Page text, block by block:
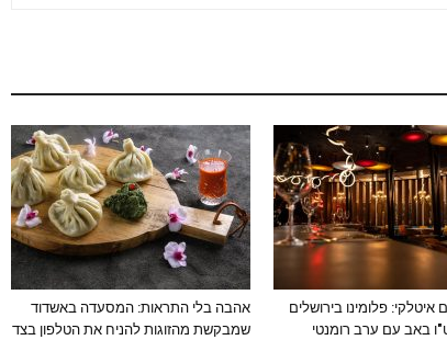
פלומינו בירושלים
באב עם ערב רומנטי
אהבה בלי התראות: המסעדה באשדוד
שמבקשת מהזוגות להניח את הטלפון בצד